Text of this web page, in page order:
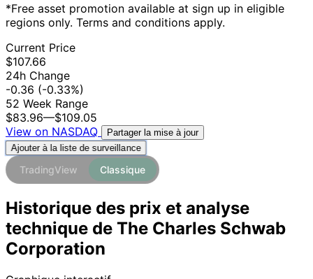
*Free asset promotion available at sign up in eligible
regions only. Terms and conditions apply.
Current Price
$107.66
24h Change
-0.36 (-0.33%)
52 Week Range
$83.96—$109.05
View on NASDAQ
Partager la mise à jour
Ajouter à la liste de surveillance
TradingView Classique
Historique des prix et analyse
technique de The Charles Schwab
Corporation